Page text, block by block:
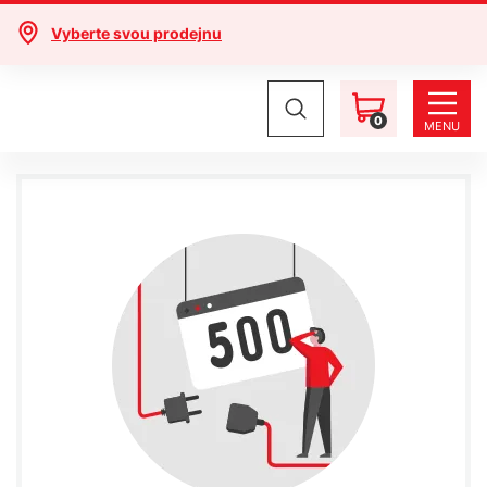
Vyberte svou prodejnu
0 MENU